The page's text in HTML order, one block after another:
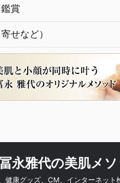
賞
せなど）
永雅代の美肌メ
健康グッズ、CM、インターネット